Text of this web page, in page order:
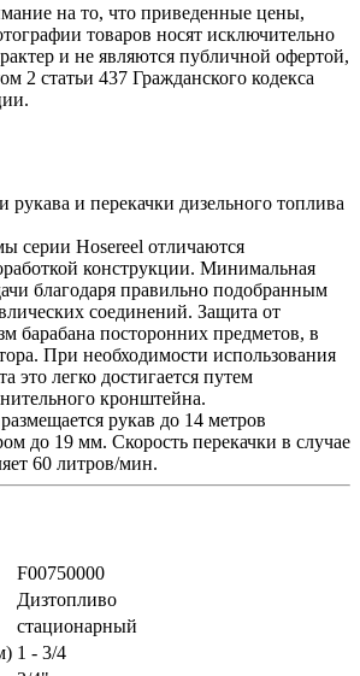
на то, что приведенные цены,
товаров носят исключительно
и не являются публичной офертой,
2 статьи 437 Гражданского кодекса
рукава и перекачки дизельного топлива
серии Hosereel отличаются
конструкции. Минимальная
благодаря правильно подобранным
соединений. Защита от
барабана посторонних предметов, в
При необходимости использования
это легко достигается путем
кронштейна.
рукав до 14 метров
до 19 мм. Скорость перекачки в случае
60 литров/мин.
F00750000
Дизтопливо
стационарный
1 - 3/4